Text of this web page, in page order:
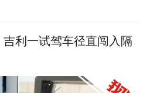
利一试驾车径直闯入隔